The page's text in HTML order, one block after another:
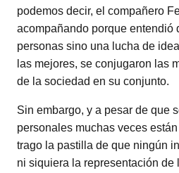
podemos decir, el compañero
acompañando porque entendió
personas sino una lucha de
las mejores, se conjugaron las
de la sociedad en su conjunto.
Sin embargo, y a pesar de que
personales muchas veces
trago la pastilla de que ningún
ni siquiera la representación de